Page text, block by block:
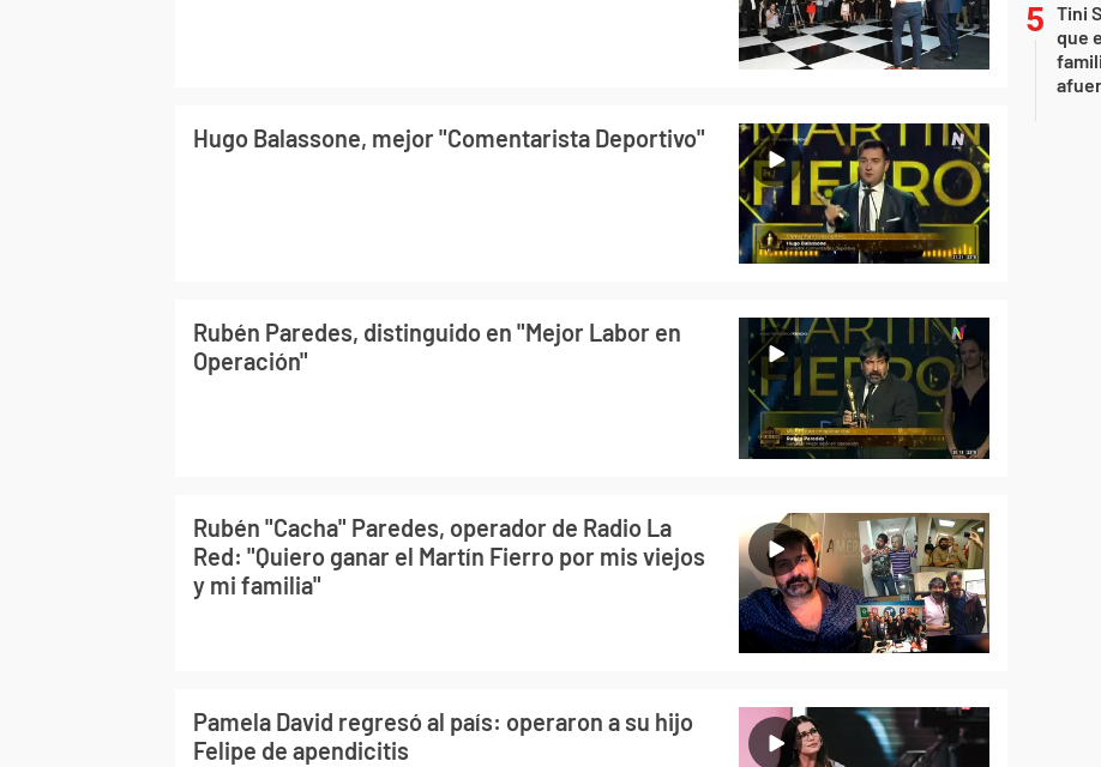
Hugo Balassone, mejor "Comentarista Deportivo"
Rubén Paredes, distinguido en "Mejor Labor en
Operación"
Rubén "Cacha" Paredes, operador de Radio La
Red: "Quiero ganar el Martín Fierro por mis viejos
y mi familia"
Pamela David regresó al país: operaron a su hijo
Felipe de apendicitis
Tini
que